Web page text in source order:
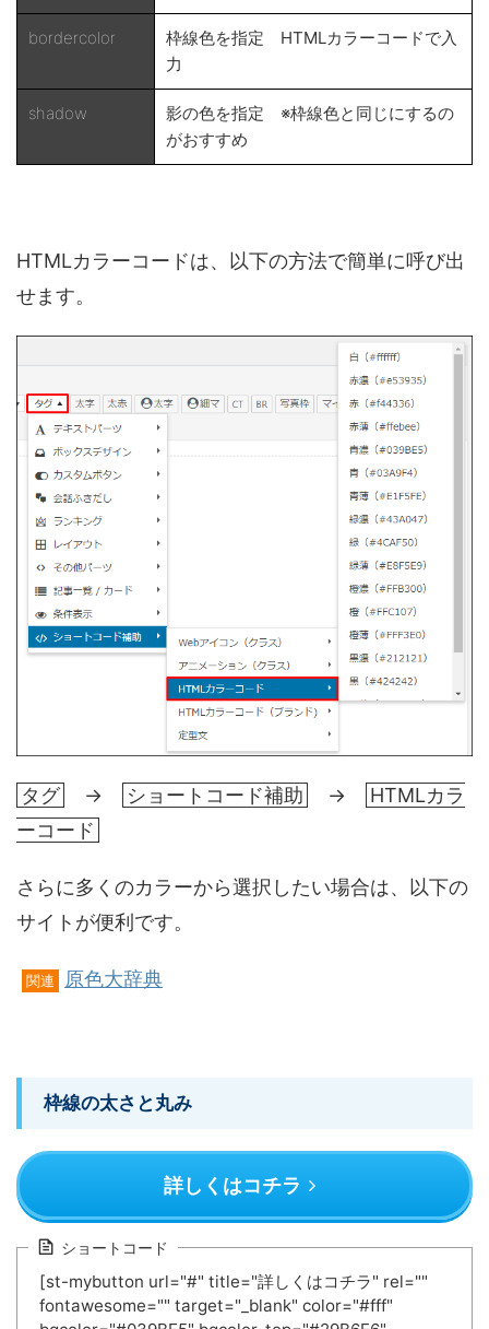
bordercolor
枠線色を指定 HTMLカラーコードで入
力
shadow
影の色を指定 ※枠線色と同じにするの
がおすすめ
HTMLカラーコードは、以下の方法で簡単に呼び出
せます。
タグ → ショートコード補助 →
HTMLカラ
ーコード
さらに多くのカラーから選択したい場合は、以下の
サイトが便利です。
関連 原色大辞典
枠線の太さと丸み
詳しくはコチラ
ショートコード
[st-mybutton url="#" title="詳しくはコチラ" rel=""
fontawesome="" target="_blank" color="#fff"